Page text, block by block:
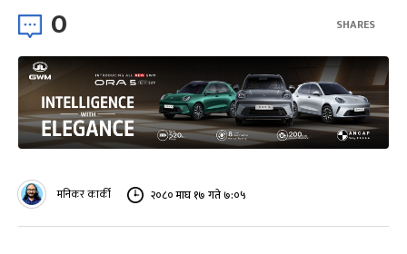
0 SHARES
मनिकर कार्की २०८० माघ १७ गते ७:०५